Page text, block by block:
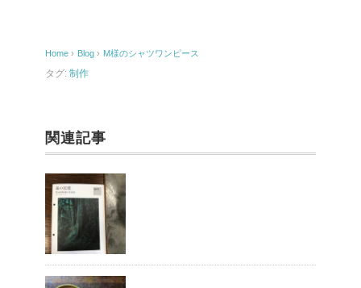
o
o
Home › Blog › M様のシャツワンピース
タグ: 制作
関連記事